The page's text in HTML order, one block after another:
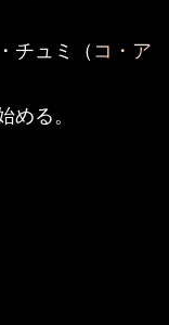
チュミ（ コ・ア
める。